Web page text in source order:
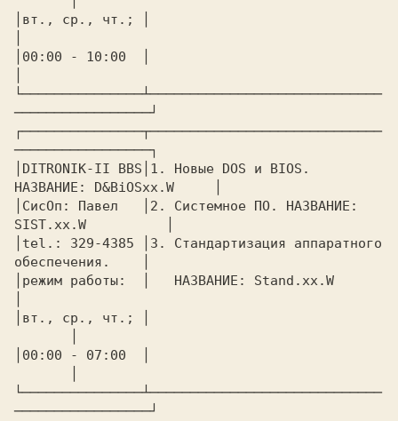
│вт., ср., чт.; │
│00:00 - 10:00  │
└───────────────┴─────────────────────────────
─────────────────┘
┌───────────────┬─────────────────────────────
─────────────────┐
│DITRONIK-II BBS│1. Новые DOS и BIOS.
НАЗВАНИЕ: D&BiOSxx.W     │
│СисОп: Павел   │2. Системное ПО. НАЗВАНИЕ:
SIST.xx.W          │
│tel.: 329-4385 │3. Стандартизация аппаратного
обеспечения.    │
│режим работы:  │   НАЗВАНИЕ: Stand.xx.W
│вт., ср., чт.; │
│00:00 - 07:00  │
└───────────────┴─────────────────────────────
─────────────────┘